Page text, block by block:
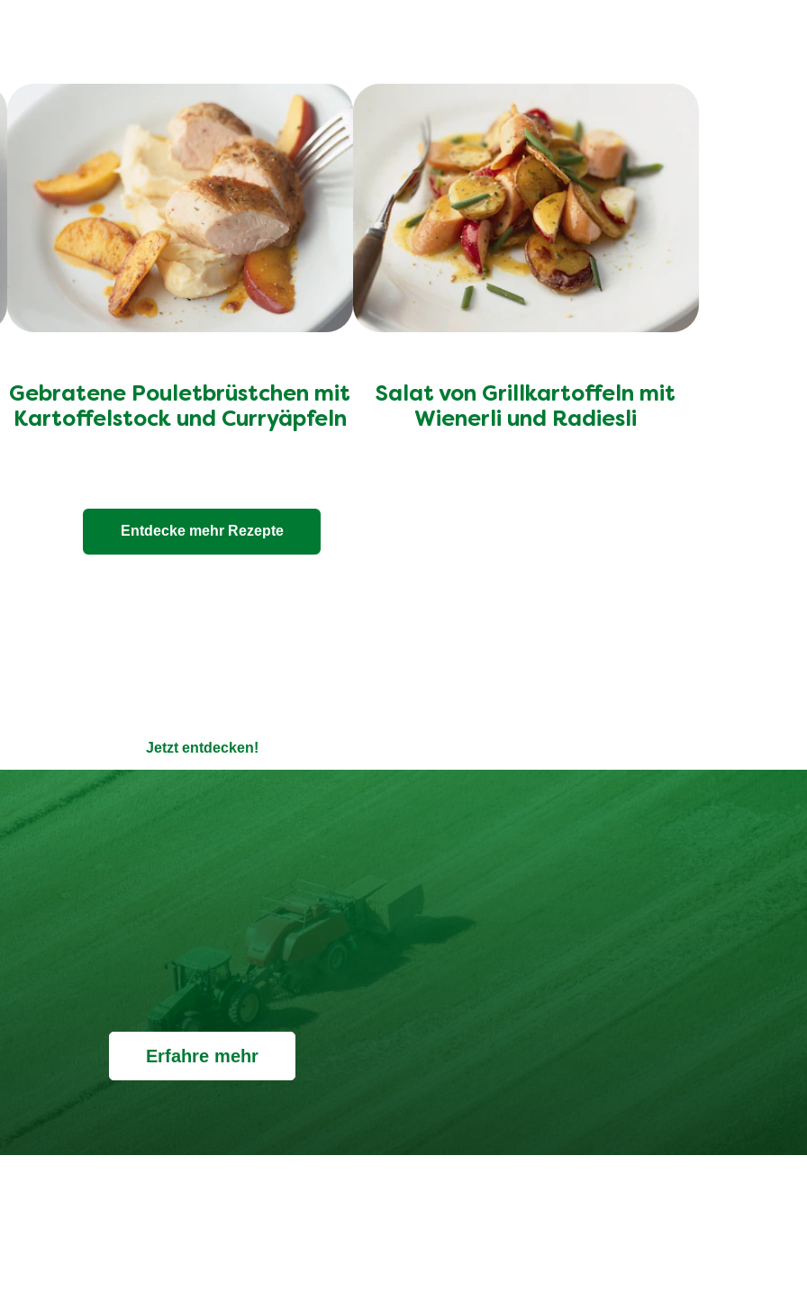
Gebratene Pouletbrüstchen mit
Kartoffelstock und Curryäpfeln
Salat von Grillkartoffeln mit
Wienerli und Radiesli
Entdecke mehr Rezepte
transparent wie die Verpackung - ohne Zusatzstoffe und mit max. 10 Zutaten.
Jetzt entdecken!
Erfahre mehr